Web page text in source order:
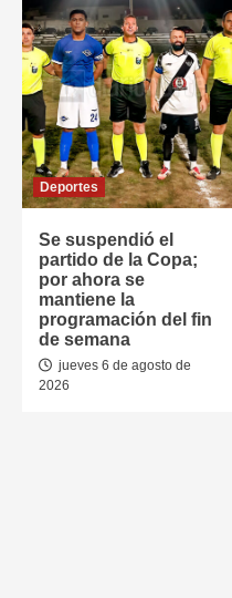
Deportes
Se suspendió el
partido de la Copa;
por ahora se
mantiene la
programación del fin
de semana
jueves 6 de agosto de
2026